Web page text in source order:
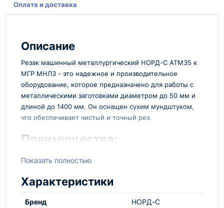
Оплата и доставка
Описание
Резак машинный металлургический НОРД-С АТМ35 к
МГР МНЛЗ - это надежное и производительное
оборудование, которое предназначено для работы с
металлическими заготовками диаметром до 50 мм и
длиной до 1400 мм. Он оснащен сухим мундштуком,
что обеспечивает чистый и точный рез.
Преимущества:
Этот резак обладает высокой производительностью
выбором для металлургических предприятий и
производств. Он легок в управлении и
обслуживании, что позволяет экономить время и
Показать полностью
Характеристики
Бренд НОРД-С